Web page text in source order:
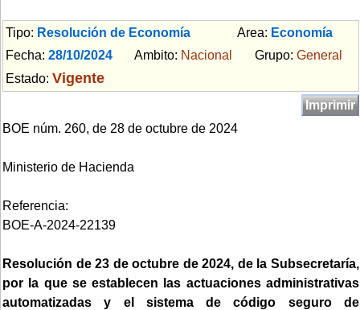
Tipo: Resolución de Economía Area: Economía
Fecha: 28/10/2024 Ambito: Nacional Grupo: General
Estado: Vigente
Imprimir
BOE núm. 260, de 28 de octubre de 2024
Ministerio de Hacienda
Referencia:
BOE-A-2024-22139
Resolución de 23 de octubre de 2024, de la Subsecretaría,
por la que se establecen las actuaciones administrativas
automatizadas y el sistema de código seguro de